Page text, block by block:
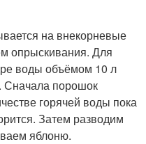
на внекорневые
опрыскивания. Для
воды объёмом 10 л
Сначала порошок
горячей воды пока
Затем разводим
яблоню.